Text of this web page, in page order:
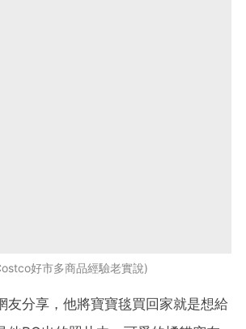
好市多商品經驗老實說
友分享，他將寶寶毯買回家就是想給